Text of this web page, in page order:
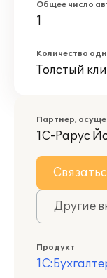
Общее число
1
Количество
Толстый
Партнер,
1С-Рарус
Другие
Продукт